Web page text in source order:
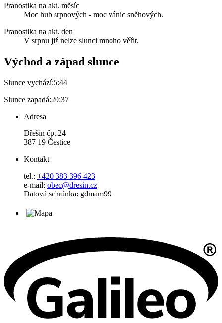
Pranostika na akt. měsíc
Moc hub srpnových - moc vánic sněhových.
Pranostika na akt. den
V srpnu již nelze slunci mnoho věřit.
Východ a západ slunce
Slunce vychází:5:44
Slunce zapadá:20:37
Adresa
Dřešín čp. 24
387 19 Čestice
Kontakt
tel.: +420 383 396 423
e-mail: obec@dresin.cz
Datová schránka: gdmam99